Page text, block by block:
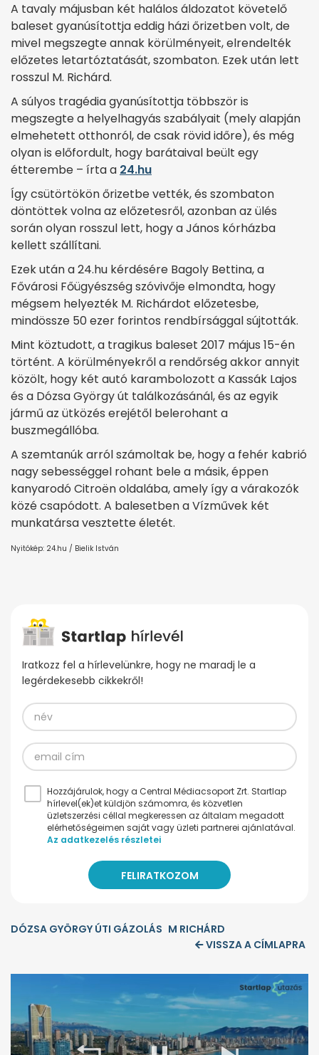
A tavaly májusban két halálos áldozatot követelő
baleset gyanúsítottja eddig házi őrizetben volt, de
mivel megszegte annak körülményeit, elrendelték
előzetes letartóztatását, szombaton. Ezek után lett
rosszul M. Richárd.
A súlyos tragédia gyanúsítottja többször is
megszegte a helyelhagyás szabályait (mely alapján
elmehetett otthonról, de csak rövid időre), és még
olyan is előfordult, hogy barátaival beült egy
étterembe – írta a 24.hu
Így csütörtökön őrizetbe vették, és szombaton
döntöttek volna az előzetesről, azonban az ülés
során olyan rosszul lett, hogy a János kórházba
kellett szállítani.
Ezek után a 24.hu kérdésére Bagoly Bettina, a
Fővárosi Főügyészség szóvivője elmondta, hogy
mégsem helyezték M. Richárdot előzetesbe,
mindössze 50 ezer forintos rendbírsággal sújtották.
Mint köztudott, a tragikus baleset 2017 május 15-én
történt. A körülményekről a rendőrség akkor annyit
közölt, hogy két autó karambolozott a Kassák Lajos
és a Dózsa György út találkozásánál, és az egyik
jármű az ütközés erejétől belerohant a
buszmegállóba.
A szemtanúk arról számoltak be, hogy a fehér kabrió
nagy sebességgel rohant bele a másik, éppen
kanyarodó Citroën oldalába, amely így a várakozók
közé csapódott. A balesetben a Vízművek két
munkatársa vesztette életét.
Nyitókép: 24.hu / Bielik István
Iratkozz fel a hírlevelünkre, hogy ne maradj le a
legérdekesebb cikkekről!
Hozzájárulok, hogy a Central Médiacsoport Zrt. Startlap
hírlevel(ek)et küldjön számomra, és közvetlen
üzletszerzési céllal megkeressen az általam megadott
elérhetőségeimen saját vagy üzleti partnerei ajánlatával.
Az adatkezelés részletei
DÓZSA GYÖRGY ÚTI GÁZOLÁS M RICHÁRD
VISSZA A CÍMLAPRA